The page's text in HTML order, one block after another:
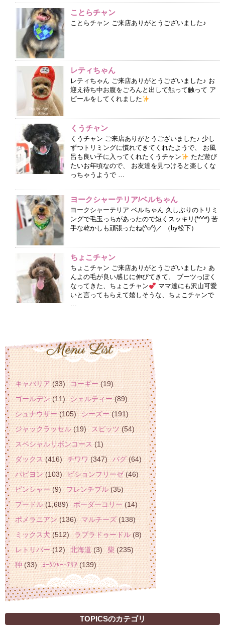
ことらチャン
ことらチャン ご来店ありがとうございました♪
レティちゃん
レティちゃん ご来店ありがとうございました♪ お
迎え待ち中お腹をごろんと出して触って触って ア
ピールをしてくれました
くうチャン
くうチャン ご来店ありがとうございました♪ 少し
ずつトリミングに慣れてきてくれたようで、 お風
呂も良い子に入ってくれたくうチャン
ただ遊び
たいお年頃なので、 お友達を見つけると楽しくな
っちゃうようで …
ヨークシャーテリア/ベルちゃん
ヨークシャーテリア ベルちゃん 久しぶりのトリミ
ングで毛玉っちがあったので短くスッキリ(*^^*) 苦
手な乾かしも頑張ったね(^o^)／ （by松下）
ちょこチャン
ちょこチャン ご来店ありがとうございました♪ あ
んよの毛が良い感じに伸びてきて、 ブーツっぽく
なってきた、ちょこチャン
ママ達にも沢山可愛
いと言ってもらえて嬉しそうな、ちょこチャンで
…
キャバリア(33) コーギー(19)
ゴールデン(11) シェルティー(89)
シュナウザー(105) シーズー(191)
ジャックラッセル(19) スピッツ(54)
スペシャルリボンコース(1)
ダックス(416) チワワ(347) パグ(64)
パピヨン(103) ビションフリーゼ(46)
ピンシャー(9) フレンチブル(35)
プードル(1,689) ボーダーコリー(14)
ポメラニアン(136) マルチーズ(138)
ミックス犬(512) ラブラドゥードル(8)
レトリバー(12) 北海道(3) 柴(235)
狆(33) ﾖｰｸｼｬｰ･ﾃﾘｱ(139)
TOPICSのカテゴリ